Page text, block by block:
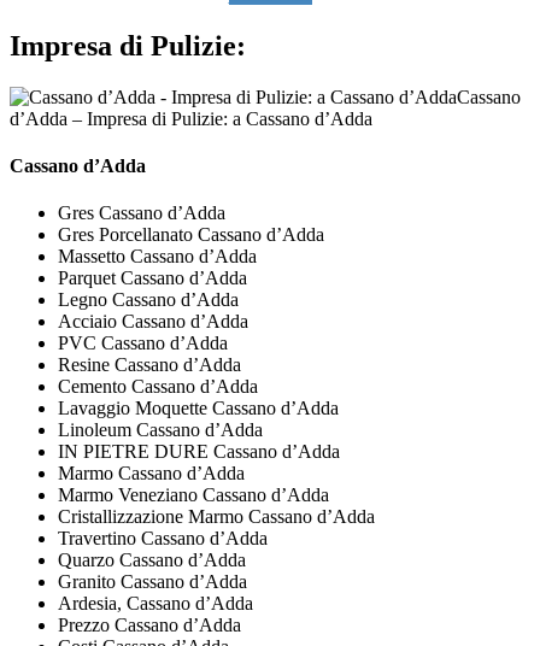
Impresa di Pulizie:
Cassano
d’Adda – Impresa di Pulizie: a Cassano d’Adda
Cassano d’Adda
Gres Cassano d’Adda
Gres Porcellanato Cassano d’Adda
Massetto Cassano d’Adda
Parquet Cassano d’Adda
Legno Cassano d’Adda
Acciaio Cassano d’Adda
PVC Cassano d’Adda
Resine Cassano d’Adda
Cemento Cassano d’Adda
Lavaggio Moquette Cassano d’Adda
Linoleum Cassano d’Adda
IN PIETRE DURE Cassano d’Adda
Marmo Cassano d’Adda
Marmo Veneziano Cassano d’Adda
Cristallizzazione Marmo Cassano d’Adda
Travertino Cassano d’Adda
Quarzo Cassano d’Adda
Granito Cassano d’Adda
Ardesia, Cassano d’Adda
Prezzo Cassano d’Adda